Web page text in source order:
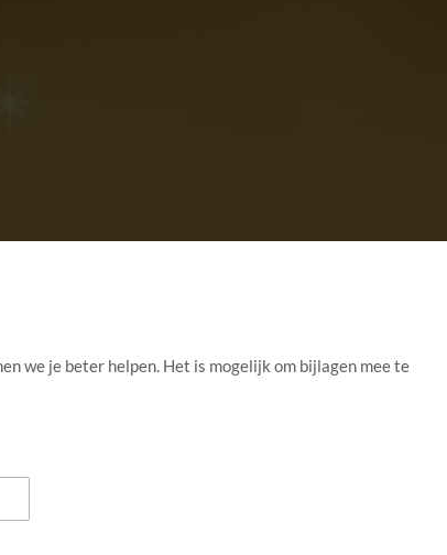
we je beter helpen. Het is mogelijk om bijlagen mee te